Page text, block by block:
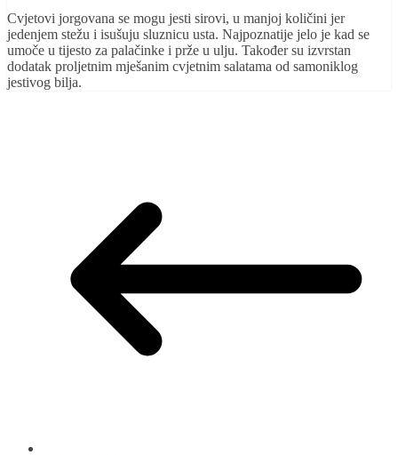
Cvjetovi jorgovana se mogu jesti sirovi, u manjoj količini jer
jedenjem stežu i isušuju sluznicu usta. Najpoznatije jelo je kad se
umoče u tijesto za palačinke i prže u ulju. Također su izvrstan
dodatak proljetnim mješanim cvjetnim salatama od samoniklog
jestivog bilja.